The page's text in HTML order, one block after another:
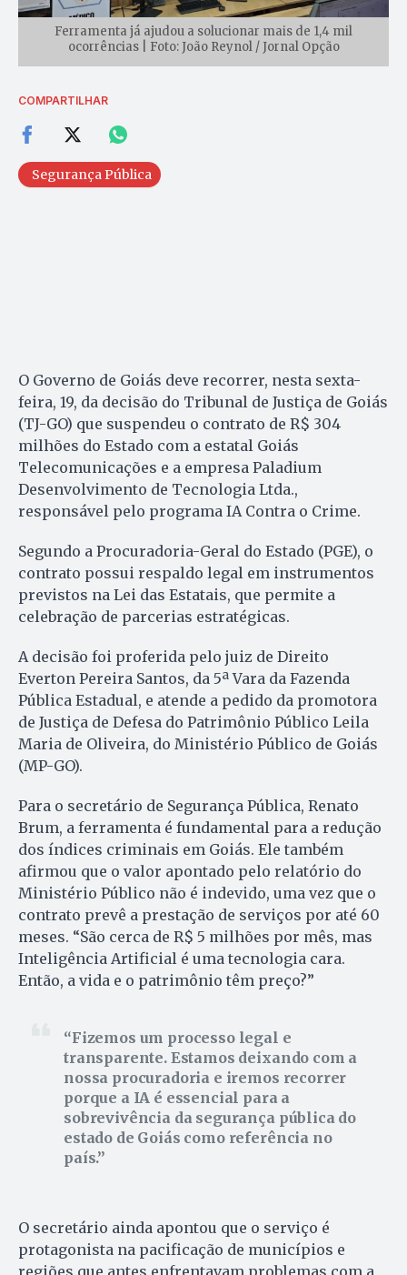
Ferramenta já ajudou a solucionar mais de 1,4 mil
ocorrências | Foto: João Reynol / Jornal Opção
COMPARTILHAR
Segurança Pública
O Governo de Goiás deve recorrer, nesta sexta-
feira, 19, da decisão do Tribunal de Justiça de Goiás
(TJ-GO) que suspendeu o contrato de R$ 304
milhões do Estado com a estatal Goiás
Telecomunicações e a empresa Paladium
Desenvolvimento de Tecnologia Ltda.,
responsável pelo programa IA Contra o Crime.
Segundo a Procuradoria-Geral do Estado (PGE), o
contrato possui respaldo legal em instrumentos
previstos na Lei das Estatais, que permite a
celebração de parcerias estratégicas.
A decisão foi proferida pelo juiz de Direito
Everton Pereira Santos, da 5ª Vara da Fazenda
Pública Estadual, e atende a pedido da promotora
de Justiça de Defesa do Patrimônio Público Leila
Maria de Oliveira, do Ministério Público de Goiás
(MP-GO).
Para o secretário de Segurança Pública, Renato
Brum, a ferramenta é fundamental para a redução
dos índices criminais em Goiás. Ele também
afirmou que o valor apontado pelo relatório do
Ministério Público não é indevido, uma vez que o
contrato prevê a prestação de serviços por até 60
meses. “São cerca de R$ 5 milhões por mês, mas
Inteligência Artificial é uma tecnologia cara.
Então, a vida e o patrimônio têm preço?”
Fizemos um processo legal e
transparente. Estamos deixando com a
nossa procuradoria e iremos recorrer
porque a IA é essencial para a
sobrevivência da segurança pública do
estado de Goiás como referência no
país.
O secretário ainda apontou que o serviço é
protagonista na pacificação de municípios e
regiões que antes enfrentavam problemas com a